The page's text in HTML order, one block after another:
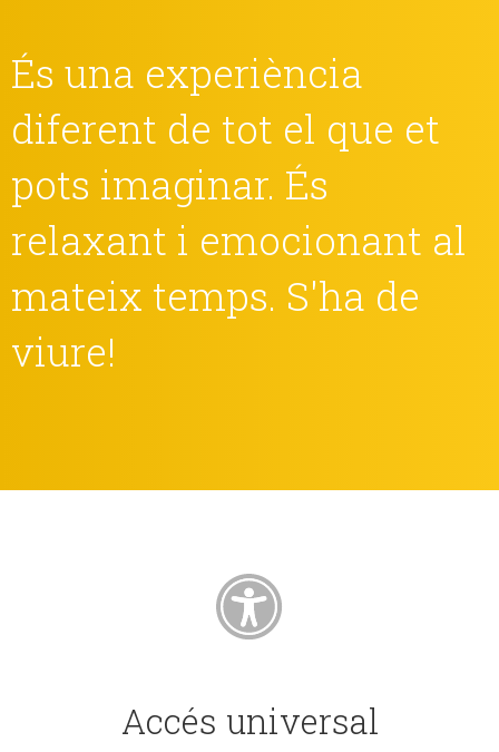
És una experiència
diferent de tot el que et
pots imaginar. És
relaxant i emocionant al
mateix temps. S'ha de
viure!
Accés universal